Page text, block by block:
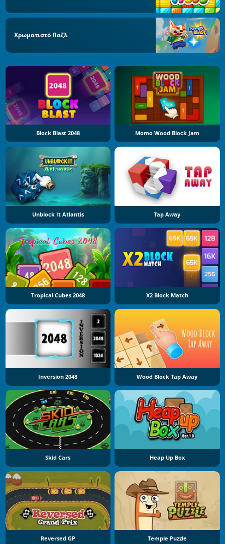
Χρωματιστό Παζλ
Block Blast 2048 Momo Wood Block Jam
Unblock It Atlantis Tap Away
Tropical Cubes 2048 X2 Block Match
Inversion 2048 Wood Block Tap Away
Skid Cars Heap Up Box
Reversed GP Temple Puzzle